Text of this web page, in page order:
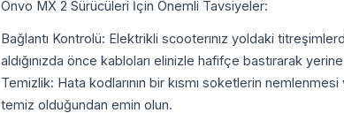
Onvo MX 2 Sürücüleri İçin Önemli Tavsiyeler:
Bağlantı Kontrolü: Elektrikli scooterınız yoldaki
aldığınızda önce kabloları elinizle hafifçe bastırarak
Temizlik: Hata kodlarının bir kısmı soketlerin
temiz olduğundan emin olun.